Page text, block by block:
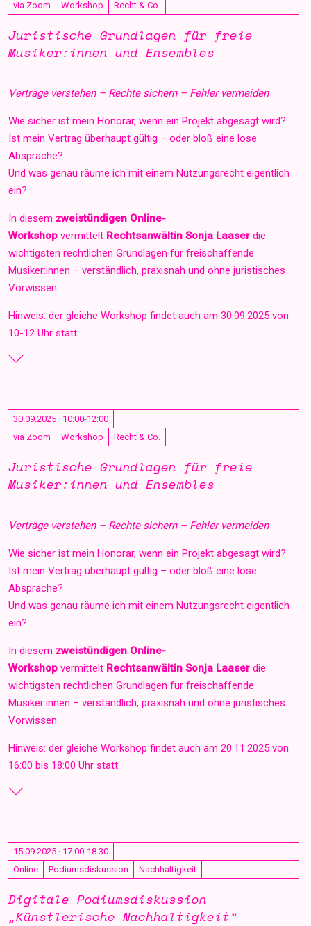
via Zoom Workshop Recht & Co.
Juristische Grundlagen für freie
Musiker:innen und Ensembles
Verträge verstehen – Rechte sichern – Fehler vermeiden
Wie sicher ist mein Honorar, wenn ein Projekt abgesagt wird?
Ist mein Vertrag überhaupt gültig – oder bloß eine lose
Absprache?
Und was genau räume ich mit einem Nutzungsrecht eigentlich
ein?
In diesem zweistündigen Online-
Workshop vermittelt Rechtsanwältin Sonja Laaser die
wichtigsten rechtlichen Grundlagen für freischaffende
Musiker:innen – verständlich, praxisnah und ohne juristisches
Vorwissen.
Hinweis: der gleiche Workshop findet auch am 30.09.2025 von
10-12 Uhr statt.
30.09.2025 · 10:00-12:00
via Zoom
Workshop Recht & Co.
Juristische Grundlagen für freie
Musiker:innen und Ensembles
Verträge verstehen – Rechte sichern – Fehler vermeiden
Wie sicher ist mein Honorar, wenn ein Projekt abgesagt wird?
Ist mein Vertrag überhaupt gültig – oder bloß eine lose
Absprache?
Und was genau räume ich mit einem Nutzungsrecht eigentlich
ein?
In diesem zweistündigen Online-
Workshop vermittelt Rechtsanwältin Sonja Laaser die
wichtigsten rechtlichen Grundlagen für freischaffende
Musiker:innen – verständlich, praxisnah und ohne juristisches
Vorwissen.
Hinweis: der gleiche Workshop findet auch am 20.11.2025 von
16:00 bis 18:00 Uhr statt.
15.09.2025 · 17:00-18:30
Online
Podiumsdiskussion Nachhaltigkeit
Digitale Podiumsdiskussion
„Künstlerische Nachhaltigkeit“